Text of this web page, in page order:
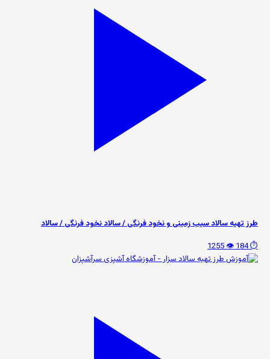
طرز تهیه سالاد سیب زمینی و نخود فرنگی / سالاد نخود فرنگی / سالاد
⏱️ 184
👁️ 1255